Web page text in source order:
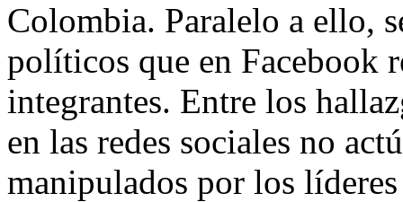
Colombia. Paralelo a ello,
políticos que en Facebook
integrantes. Entre los
en las redes sociales no
manipulados por los